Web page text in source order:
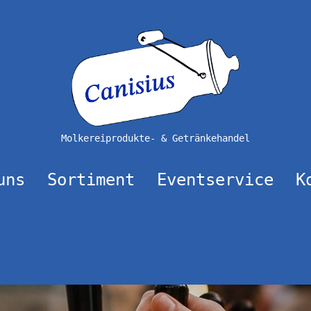
Molkereiprodukte- & Getränkehandel
Sortiment Eventservice